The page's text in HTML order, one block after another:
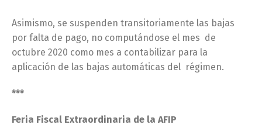
Asimismo, se suspenden transitoriamente las bajas
por falta de pago, no computándose el mes de
octubre 2020 como mes a contabilizar para la
aplicación de las bajas automáticas del régimen.
***
Feria Fiscal Extraordinaria de la AFIP